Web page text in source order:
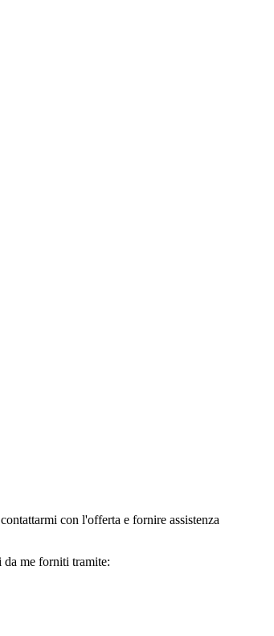
con l'offerta e fornire assistenza
me forniti tramite: